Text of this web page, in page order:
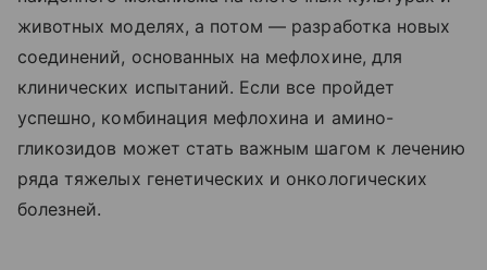
животных моделях, а потом — разработка новых
соединений, основанных на мефлохине, для
клинических испытаний. Если все пройдет
успешно, комбинация мефлохина и амино-
гликозидов может стать важным шагом к лечению
ряда тяжелых генетических и онкологических
болезней.